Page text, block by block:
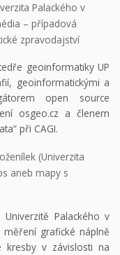
Palackého v
– případová
zpravodajství
geoinformatiky UP
geoinformatickými a
open source
osgeo.cz a členem
při CAGI.
(Univerzita
aneb mapy s
Palackého v
grafické náplně
kresby v závislosti na